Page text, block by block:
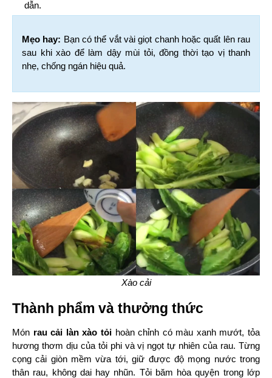
dẫn.
Mẹo hay: Bạn có thể vắt vài giọt chanh hoặc quất lên rau
sau khi xào để làm dậy mùi tỏi, đồng thời tạo vị thanh
nhẹ, chống ngán hiệu quả.
Xào cải
Thành phẩm và thưởng thức
Món rau cải làn xào tỏi hoàn chỉnh có màu xanh mướt, tỏa
hương thơm dịu của tỏi phi và vị ngọt tự nhiên của rau. Từng
cọng cải giòn mềm vừa tới, giữ được độ mọng nước trong
thân rau, không dai hay nhũn. Tỏi băm hòa quyện trong lớp